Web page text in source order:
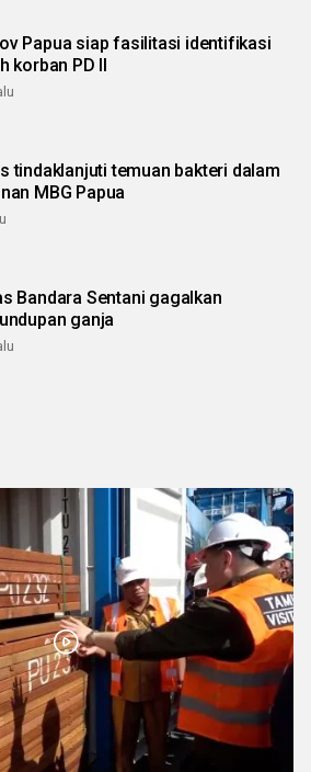
Papua siap fasilitasi identifikasi
korban PD II
tindaklanjuti temuan bakteri dalam
MBG Papua
Bandara Sentani gagalkan
ganja